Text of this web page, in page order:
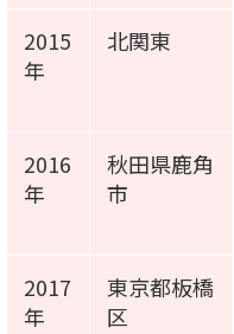
2015
年
北関東
2016
年
秋田県鹿角
市
2017
年
東京都板橋
区